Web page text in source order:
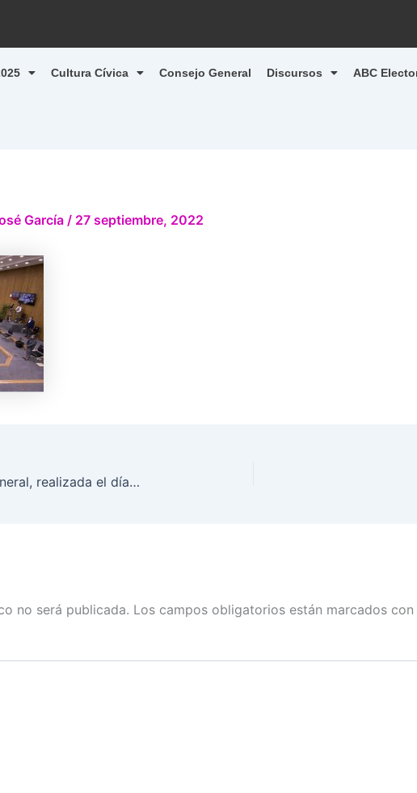
Cultura Cívica Consejo General Discursos ABC
García / 27 septiembre, 2022
Sesión Extraordinaria del Consejo General, realizada el día 26 de septiembre de 2022
no será publicada. Los campos obligatorios están marcados con